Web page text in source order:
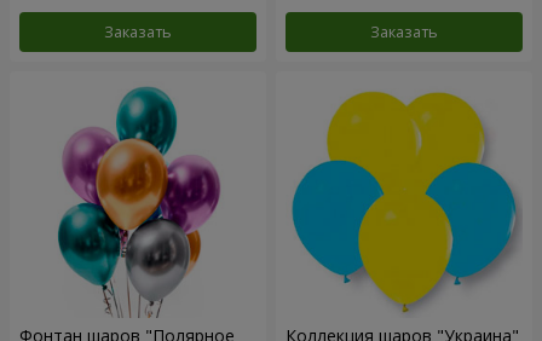
Заказать Заказать
Фонтан шаров "Полярное Коллекция шаров "Украина"